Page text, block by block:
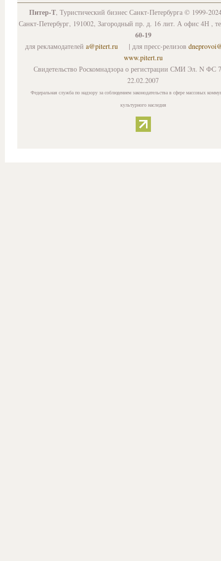
Питер-Т, Туристический бизнес Санкт-Петербурга © 1999-
Санкт-Петербург, 191002, Загородный пр. д. 16 лит. А офис 4Н ,
60-19
для рекламодателей a@pitert.ru | для пресс-релизов
www.pitert.ru
Свидетельство Роскомнадзора о регистрации СМИ Эл. N ФС
22.02.2007
Федеральная служба по надзору за соблюдением законодательства в сфере массовых
культурного наследия